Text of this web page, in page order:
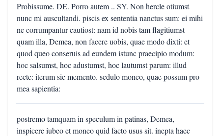
Probissume. DE. Porro autem .. SY. Non hercle otiumst
nunc mi auscultandi. piscis ex sententia nanctus sum: ei mihi
ne corrumpantur cautiost: nam id nobis tam flagitiumst
quam illa, Demea, non facere uobis, quae modo dixti: et
quod queo conseruis ad eundem istunc praecipio modum:
hoc salsumst, hoc adustumst, hoc lautumst parum: illud
recte: iterum sic memento. sedulo moneo, quae possum pro
mea sapientia:
postremo tamquam in speculum in patinas, Demea,
inspicere iubeo et moneo quid facto usus sit. inepta haec